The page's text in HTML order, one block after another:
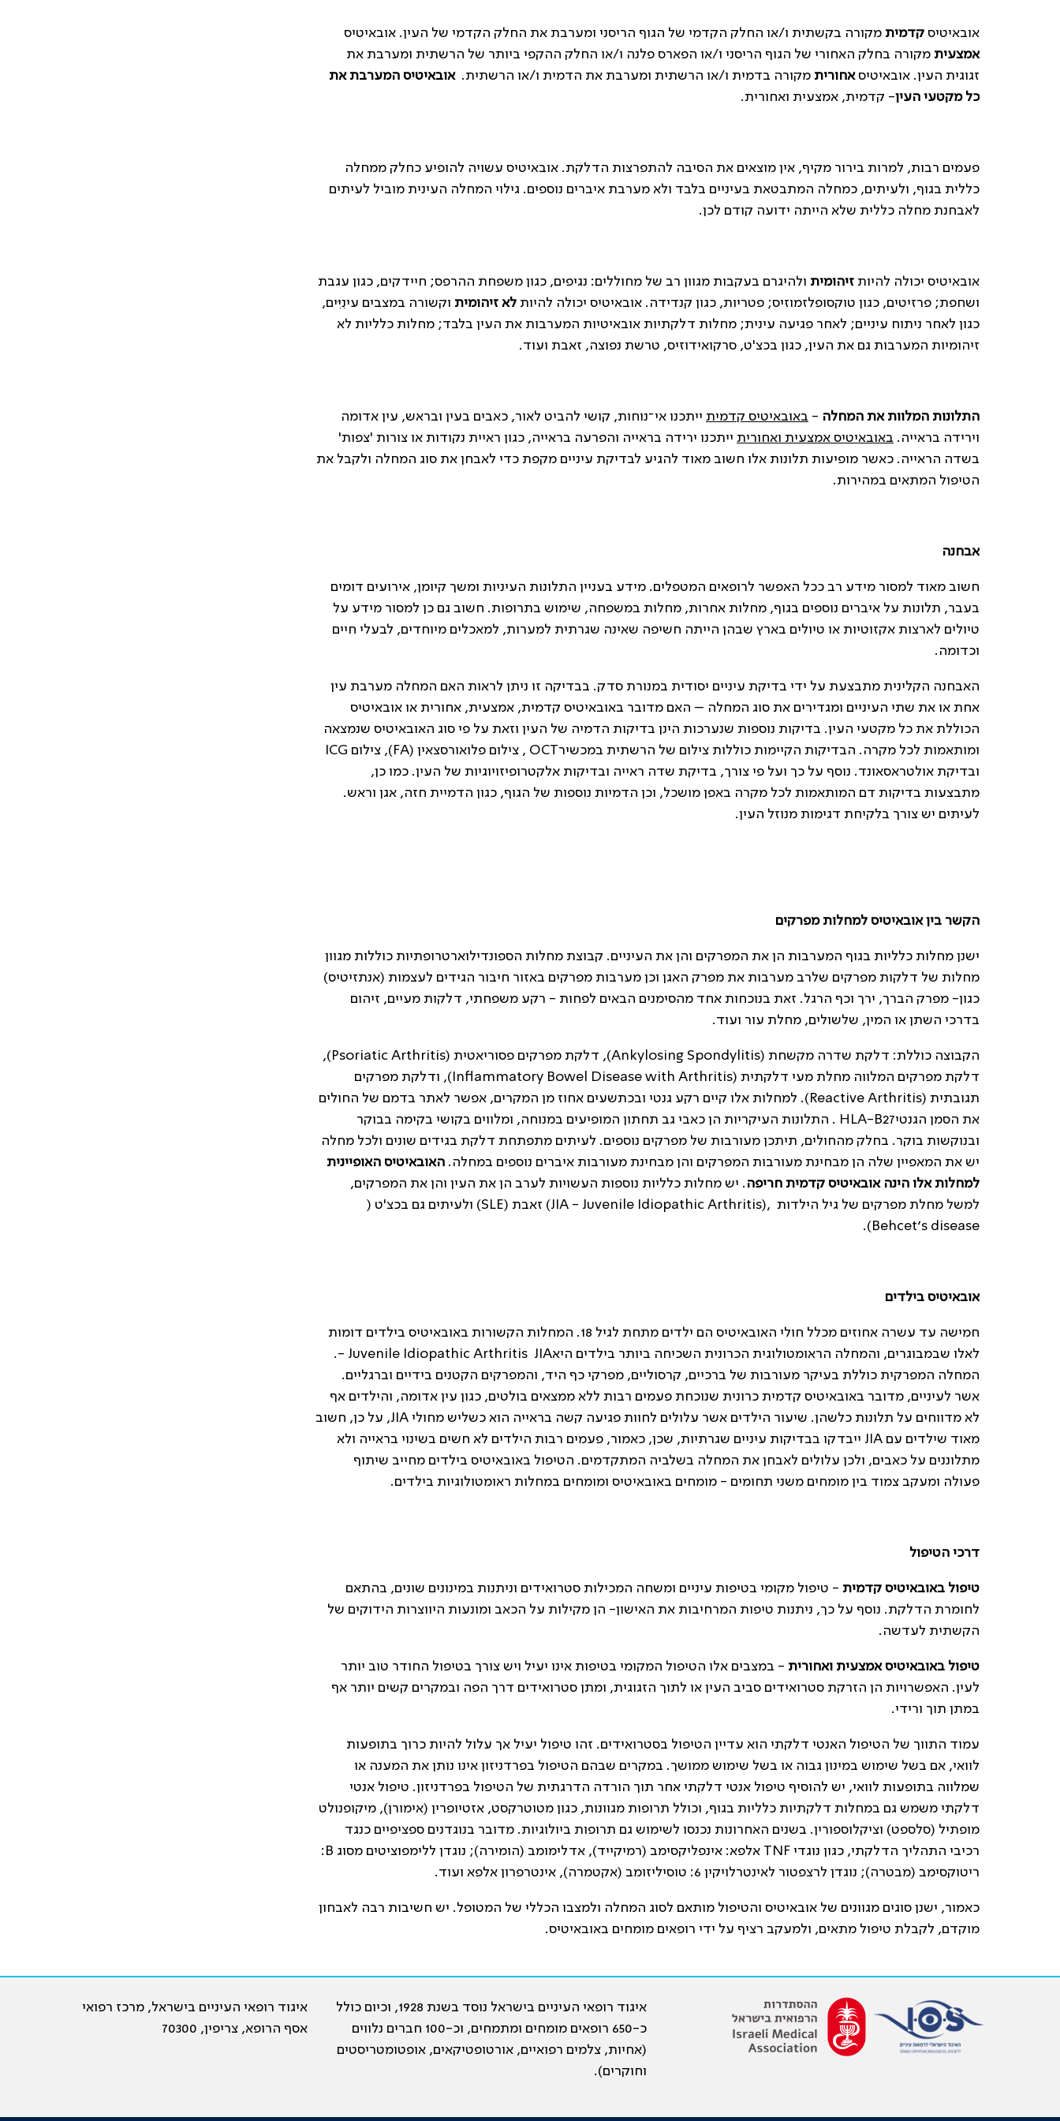
אובאיטיס קדמית מקורה בקשתית ו/או החלק הקדמי של הגוף הריסני ומערבת את החלק הקדמי של העין. אובאיטיס
אמצעית מקורה בחלק האחורי של הגוף הריסני ו/או הפארס פלנה ו/או החלק ההקפי ביותר של הרשתית ומערבת את
זגוגית העין. אובאיטיסאחורית מקורה בדמית ו/או הרשתית ומערבת את הדמית ו/או הרשתית.אובאיטיס המערבת את
כל מקטעי העין- קדמית, אמצעית ואחורית.
פעמים רבות, למרות בירור מקיף, אין מוצאים את הסיבה להתפרצות הדלקת. אובאיטיס עשויה להופיע כחלק ממחלה
כללית בגוף, ולעיתים, כמחלה המתבטאת בעיניים בלבד ולא מערבת איברים נוספים. גילוי המחלה העינית מוביל לעיתים
לאבחנת מחלה כללית שלא הייתה ידועה קודם לכן.
אובאיטיס יכולה להיות זיהומית ולהיגרם בעקבות מגוון רב של מחוללים: נגיפים, כגון משפחת ההרפס; חיידקים, כגון עגבת
ושחפת; פרזיטים, כגון טוקסופלזמוזיס; פטריות, כגון קנדידה. אובאיטיס יכולה להיות לא זיהומית וקשורה במצבים עינִיִּים,
כגון לאחר ניתוח עיניים; לאחר פגיעה עינית; מחלות דלקתיות אובאיטיות המערבות את העין בלבד; מחלות כלליות לא
זיהומיות המערבות גם את העין, כגון בכצ'ט, סרקואידוזיס, טרשת נפוצה, זאבת ועוד.
התלונות המלוות את המחלה - באובאיטיס קדמית ייתכנו אי־נוחות, קושי להביט לאור, כאבים בעין ובראש, עין אדומה
וירידה בראייה. באובאיטיס אמצעית ואחורית ייתכנו ירידה בראייה והפרעה בראייה, כגון ראיית נקודות או צורות 'צפות'
בשדה הראייה. כאשר מופיעות תלונות אלו חשוב מאוד להגיע לבדיקת עיניים מקפת כדי לאבחן את סוג המחלה ולקבל את
הטיפול המתאים במהירות.
אבחנה
חשוב מאוד למסור מידע רב ככל האפשר לרופאים המטפלים. מידע בעניין התלונות העיניות ומשך קיומן, אירועים דומים
בעבר, תלונות על איברים נוספים בגוף, מחלות אחרות, מחלות במשפחה, שימוש בתרופות. חשוב גם כן למסור מידע על
טיולים לארצות אקזוטיות או טיולים בארץ שבהן הייתה חשיפה שאינה שגרתית למערות, למאכלים מיוחדים, לבעלי חיים
וכדומה.
האבחנה הקלינית מתבצעת על ידי בדיקת עיניים יסודית במנורת סדק. בבדיקה זו ניתן לראות האם המחלה מערבת עין
אחת או את שתי העיניים ומגדירים את סוג המחלה – האם מדובר באובאיטיס קדמית, אמצעית, אחורית או אובאיטיס
הכוללת את כל מקטעי העין. בדיקות נוספות שנערכות הינן בדיקות הדמיה של העין וזאת על פי סוג האובאיטיס שנמצאה
ומותאמות לכל מקרה. הבדיקות הקיימות כוללות צילום של הרשתית במכשירOCT , צילום פלואורסצאין (FA), צילום ICG
ובדיקת אולטראסאונד. נוסף על כך ועל פי צורך, בדיקת שדה ראייה ובדיקות אלקטרופיזויוגיות של העין. כמו כן,
מתבצעות בדיקות דם המותאמות לכל מקרה באפן מושכל, וכן הדמיות נוספות של הגוף, כגון הדמיית חזה, אגן וראש.
לעיתים יש צורך בלקיחת דגימות מנוזל העין.
הקשר בין אובאיטיס למחלות מפרקים
ישנן מחלות כלליות בגוף המערבות הן את המפרקים והן את העיניים. קבוצת מחלות הספונדילוארטרופתיות כוללות מגוון
מחלות של דלקות מפרקים שלרב מערבות את מפרק האגן וכן מערבות מפרקים באזור חיבור הגידים לעצמות (אנתזיטיס)
כגון- מפרק הברך, ירך וכף הרגל. זאת בנוכחות אחד מהסימנים הבאים לפחות - רקע משפחתי, דלקות מעיים, זיהום
בדרכי השתן או המין, שלשולים, מחלת עור ועוד.
הקבוצה כוללת: דלקת שדרה מקשחת (Ankylosing Spondylitis), דלקת מפרקים פסוריאטית (Psoriatic Arthritis),
דלקת מפרקים המלווה מחלת מעי דלקתית (Inflammatory Bowel Disease with Arthritis), ודלקת מפרקים
תגובתית (Reactive Arthritis). למחלות אלו קיים רקע גנטי ובכתשעים אחוז מן המקרים, אפשר לאתר בדמם של החולים
את הסמן הגנטיHLA-B27 . התלונות העיקריות הן כאבי גב תחתון המופיעים במנוחה, ומלווים בקושי בקימה בבוקר
ובנוקשות בוקר. בחלק מהחולים, תיתכן מעורבות של מפרקים נוספים. לעיתים מתפתחת דלקת בגידים שונים ולכל מחלה
יש את המאפיין שלה הן מבחינת מעורבות המפרקים והן מבחינת מעורבות איברים נוספים במחלה. האובאיטיס האופיינית
למחלות אלו הינה אובאיטיס קדמית חריפה . יש מחלות כלליות נוספות העשויות לערב הן את העין והן את המפרקים,
למשל מחלת מפרקים של גיל הילדות ,(JIA - Juvenile Idiopathic Arthritis) זאבת (SLE) ולעיתים גם בכצ'ט (
Behcet’s disease).
אובאיטיס בילדים
חמישה עד עשרה אחוזים מכלל חולי האובאיטיס הם ילדים מתחת לגיל 18. המחלות הקשורות באובאיטיס בילדים דומות
לאלו שבמבוגרים, והמחלה הראומטולוגית הכרונית השכיחה ביותר בילדים היאJuvenile Idiopathic Arthritis JIA -.
המחלה המפרקית כוללת בעיקר מעורבות של ברכיים, קרסוליים, מפרקי כף היד, והמפרקים הקטנים בידיים וברגליים.
אשר לעיניים, מדובר באובאיטיס קדמית כרונית שנוכחת פעמים רבות ללא ממצאים בולטים, כגון עין אדומה, והילדים אף
לא מדווחים על תלונות כלשהן. שיעור הילדים אשר עלולים לחוות פגיעה קשה בראייה הוא כשליש מחולי JIA, על כן, חשוב
מאוד שילדים עם JIA ייבדקו בבדיקות עיניים שגרתיות, שכן, כאמור, פעמים רבות הילדים לא חשים בשינוי בראייה ולא
מתלוננים על כאבים, ולכן עלולים לאבחן את המחלה בשלביה המתקדמים. הטיפול באובאיטיס בילדים מחייב שיתוף
פעולה ומעקב צמוד בין מומחים משני תחומים - מומחים באובאיטיס ומומחים במחלות ראומטולוגיות בילדים.
דרכי הטיפול
טיפול באובאיטיס קדמית - טיפול מקומי בטיפות עיניים ומשחה המכילות סטרואידים וניתנות במינונים שונים, בהתאם
לחומרת הדלקת. נוסף על כך, ניתנות טיפות המרחיבות את האישון- הן מקילות על הכאב ומונעות היווצרות הידוקים של
הקשתית לעדשה.
טיפול באובאיטיס אמצעית ואחורית - במצבים אלו הטיפול המקומי בטיפות אינו יעיל ויש צורך בטיפול החודר טוב יותר
לעין. האפשרויות הן הזרקת סטרואידים סביב העין או לתוך הזגוגית, ומתן סטרואידים דרך הפה ובמקרים קשים יותר אף
במתן תוך ורידי.
עמוד התווך של הטיפול האנטי דלקתי הוא עדיין הטיפול בסטרואידים. זהו טיפול יעיל אך עלול להיות כרוך בתופעות
לוואי, אם בשל שימוש במינון גבוה או בשל שימוש ממושך. במקרים שבהם הטיפול בפרדניזון אינו נותן את המענה או
שמלווה בתופעות לוואי, יש להוסיף טיפול אנטי דלקתי אחר תוך הורדה הדרגתית של הטיפול בפרדניזון. טיפול אנטי
דלקתי משמש גם במחלות דלקתיות כלליות בגוף, וכולל תרופות מגוונות, כגון מטוטרקסט, אזטיופרין (אימורן), מיקופנולט
מופתיל (סלספט) וציקלוספורין. בשנים האחרונות נכנסו לשימוש גם תרופות ביולוגיות. מדובר בנוגדנים ספציפיים כנגד
רכיבי התהליך הדלקתי, כגון נוגדי TNF אלפא: אינפליקסימב (רמיקייד), אדלימומב (הומירה); נוגדן ללימפוציטים מסוג B:
ריטוקסימב (מבטרה); נוגדן לרצפטור לאינטרלויקין 6: טוסיליזומב (אקטמרה), אינטרפרון אלפא ועוד.
כאמור, ישנן סוגים מגוונים של אובאיטיס והטיפול מותאם לסוג המחלה ולמצבו הכללי של המטופל. יש חשיבות רבה לאבחון
מוקדם, לקבלת טיפול מתאים, ולמעקב רציף על ידי רופאים מומחים באובאיטיס.
איגוד רופאי העיניים בישראל נוסד בשנת 1928, וכיום כולל
כ-650 רופאים מומחים ומתמחים, וכ-100 חברים נלווים
(אחיות, צלמים רפואיים, אורטופטיקאים, אופטומטריסטים
וחוקרים).
איגוד רופאי העיניים בישראל, מרכז רפואי
אסף הרופא, צריפין, 70300